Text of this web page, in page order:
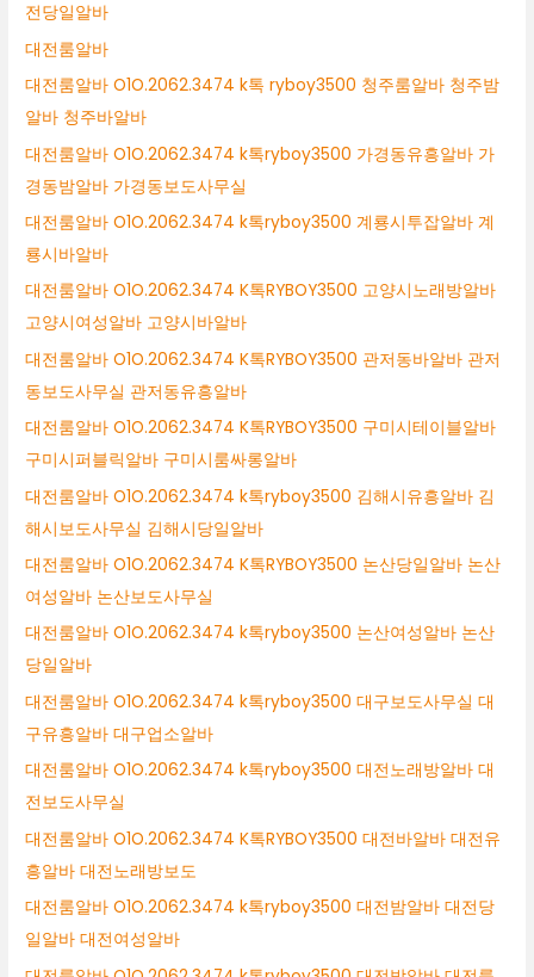
전당일알바
대전룸알바
대전룸알바 O1O.2062.3474 k톡 ryboy3500 청주룸알바 청주밤
알바 청주바알바
대전룸알바 O1O.2062.3474 k톡ryboy3500 가경동유흥알바 가
경동밤알바 가경동보도사무실
대전룸알바 O1O.2062.3474 k톡ryboy3500 계룡시투잡알바 계
룡시바알바
대전룸알바 O1O.2062.3474 K톡RYBOY3500 고양시노래방알바
고양시여성알바 고양시바알바
대전룸알바 O1O.2062.3474 K톡RYBOY3500 관저동바알바 관저
동보도사무실 관저동유흥알바
대전룸알바 O1O.2062.3474 K톡RYBOY3500 구미시테이블알바
구미시퍼블릭알바 구미시룸싸롱알바
대전룸알바 O1O.2062.3474 k톡ryboy3500 김해시유흥알바 김
해시보도사무실 김해시당일알바
대전룸알바 O1O.2062.3474 K톡RYBOY3500 논산당일알바 논산
여성알바 논산보도사무실
대전룸알바 O1O.2062.3474 k톡ryboy3500 논산여성알바 논산
당일알바
대전룸알바 O1O.2062.3474 k톡ryboy3500 대구보도사무실 대
구유흥알바 대구업소알바
대전룸알바 O1O.2062.3474 k톡ryboy3500 대전노래방알바 대
전보도사무실
대전룸알바 O1O.2062.3474 K톡RYBOY3500 대전바알바 대전유
흥알바 대전노래방보도
대전룸알바 O1O.2062.3474 k톡ryboy3500 대전밤알바 대전당
일알바 대전여성알바